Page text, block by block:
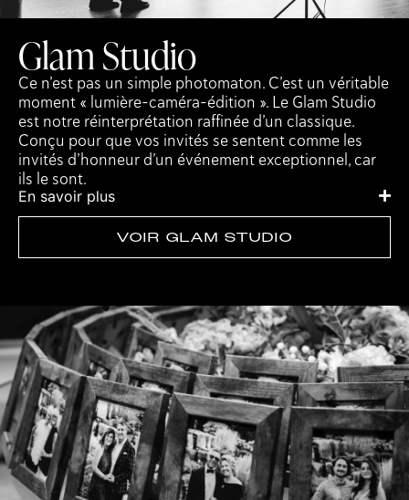
Glam Studio
Ce n’est pas un simple photomaton. C’est un véritable
moment « lumière-caméra-édition ». Le Glam Studio
est notre réinterprétation raffinée d’un classique.
Conçu pour que vos invités se sentent comme les
invités d’honneur d’un événement exceptionnel, car
ils le sont.
En savoir plus
VOIR GLAM STUDIO